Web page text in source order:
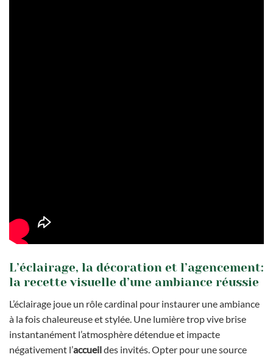
L’éclairage, la décoration et l’agencement:
la recette visuelle d’une ambiance réussie
L’éclairage joue un rôle cardinal pour instaurer une ambiance
à la fois chaleureuse et stylée. Une lumière trop vive brise
instantanément l’atmosphère détendue et impacte
négativement l’accueildes invités. Opter pour une source